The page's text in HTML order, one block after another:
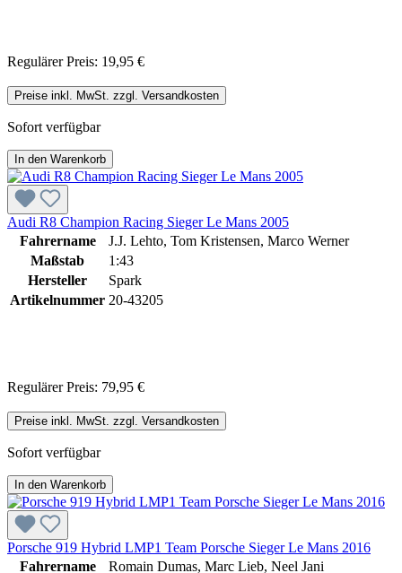
Regulärer Preis: 19,95 €
Preise inkl. MwSt. zzgl. Versandkosten
Sofort verfügbar
In den Warenkorb
Audi R8 Champion Racing Sieger Le Mans 2005
Fahrername
J.J. Lehto, Tom Kristensen, Marco Werner
Maßstab
1:43
Hersteller
Spark
Artikelnummer 20-43205
Regulärer Preis: 79,95 €
Preise inkl. MwSt. zzgl. Versandkosten
Sofort verfügbar
In den Warenkorb
Porsche 919 Hybrid LMP1 Team Porsche Sieger Le Mans 2016
Fahrername
Romain Dumas, Marc Lieb, Neel Jani